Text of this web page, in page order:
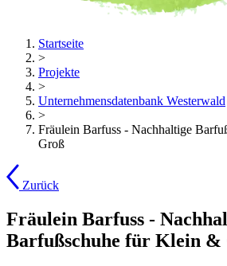
Startseite
>
Projekte
>
Unternehmensdatenbank Westerwald
>
Fräulein Barfuss - Nachhaltige
Groß
Zurück
Fräulein Barfuss -
Barfußschuhe für Klein &